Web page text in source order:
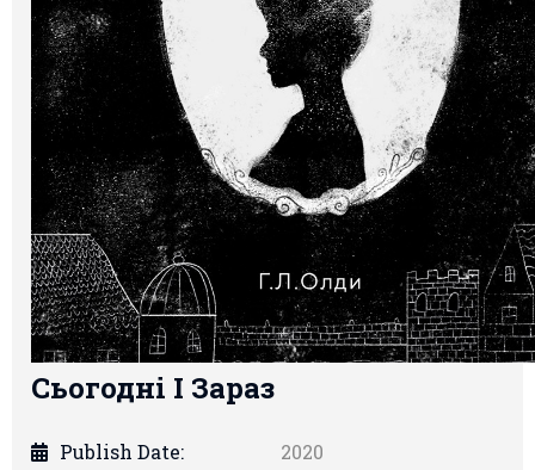
Сьогодні І Зараз
Publish Date:
2020